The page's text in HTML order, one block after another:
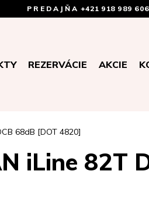
PREDAJŇA +421 918 989 606
REZERVÁCIE AKCIE
68dB [DOT 4820]
iLine 82T